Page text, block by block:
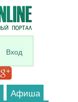
Вход
Афиша